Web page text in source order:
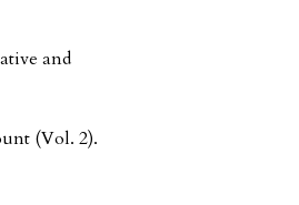
and
(Vol. 2).